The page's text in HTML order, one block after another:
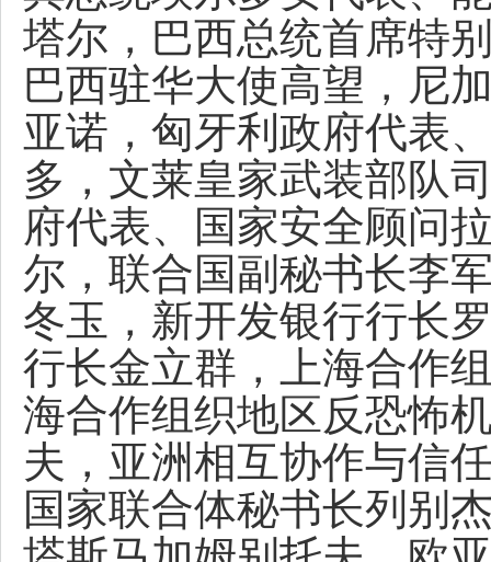
塔尔，巴西总统首席特
巴西驻华大使高望，尼
亚诺，匈牙利政府代表
多，文莱皇家武装部队
府代表、国家安全顾问
尔，联合国副秘书长李
冬玉，新开发银行行长
行长金立群，上海合作
海合作组织地区反恐怖
夫，亚洲相互协作与信
国家联合体秘书长列别